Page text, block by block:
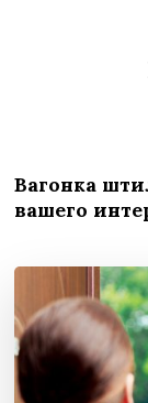
Вагонка
вашего